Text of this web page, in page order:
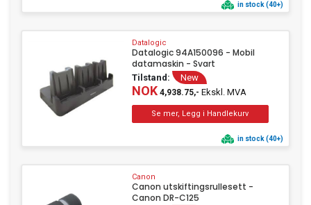
in stock (40+)
Datalogic
Datalogic 94A150096 - Mobil
datamaskin - Svart
Tilstand: New
NOK4,938.75,- Ekskl. MVA
in stock (40+)
Canon
Canon utskiftingsrullesett -
Canon DR-C125